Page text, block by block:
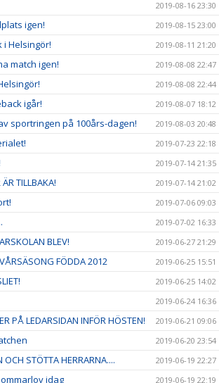
2019-08-16 23:30
igen! 2019-08-15 23:00
i Helsingör! 2019-08-11 21:20
match igen! 2019-08-08 22:47
2019-08-08 22:44
igår! 2019-08-07 18:12
sportringen på 100års-dagen! 2019-08-03 20:48
2019-07-23 22:18
2019-07-14 21:35
TILLBAKA! 2019-07-14 21:02
2019-07-06 09:03
2019-07-02 16:33
BLEV! 2019-06-27 21:29
FÖDDA 2012 2019-06-25 15:51
2019-06-25 14:02
2019-06-24 16:36
PÅ LEDARSIDAN INFÖR HÖSTEN! 2019-06-21 09:06
2019-06-20 23:54
STÖTTA HERRARNA.... 2019-06-19 22:27
idag 2019-06-19 22:19